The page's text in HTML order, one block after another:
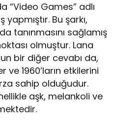
“Video Games” adlı
yapmıştır. Bu şarkı,
tanınmasını sağlamış
olmuştur. Lana
bir diğer cevabı da,
ve 1960’ların etkilerini
sahip olduğudur.
aşk, melankoli ve